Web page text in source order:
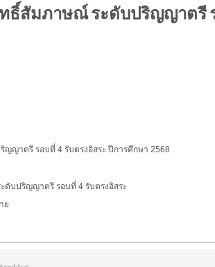
ธิ์สัมภาษณ์ ระดับปริญญาตรี ร
ริญญาตรี รอบที่ 4 รับตรงอิสระปีการศึกษา 2568
ะดับปริญญาตรี รอบที่ 4 รับตรงอิสระ
ย